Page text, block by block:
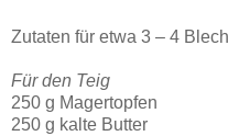
Zutaten für etwa 3 – 4
Für den Teig
250 g Magertopfen
250 g kalte Butter